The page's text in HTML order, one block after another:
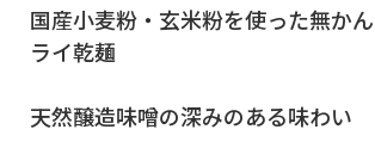
国産小麦粉・玄米粉を使った無か
ライ乾麺
天然醸造味噌の深みのある味わい